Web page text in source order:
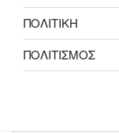
ΠΟΛΙΤΙΚΗ
ΠΟΛΙΤΙΣΜΟΣ